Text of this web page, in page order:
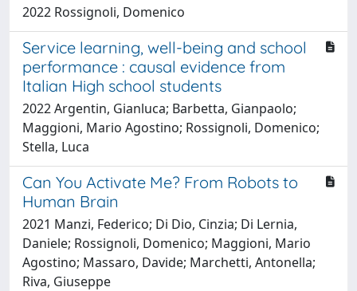
2022 Rossignoli, Domenico
Service learning, well-being and school
performance : causal evidence from
Italian High school students
2022 Argentin, Gianluca; Barbetta, Gianpaolo;
Maggioni, Mario Agostino; Rossignoli, Domenico;
Stella, Luca
Can You Activate Me? From Robots to
Human Brain
2021 Manzi, Federico; Di Dio, Cinzia; Di Lernia,
Daniele; Rossignoli, Domenico; Maggioni, Mario
Agostino; Massaro, Davide; Marchetti, Antonella;
Riva, Giuseppe